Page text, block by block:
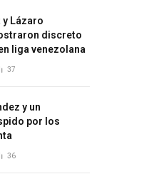
y Lázaro
discreto
liga venezolana
37
y un
por los
36